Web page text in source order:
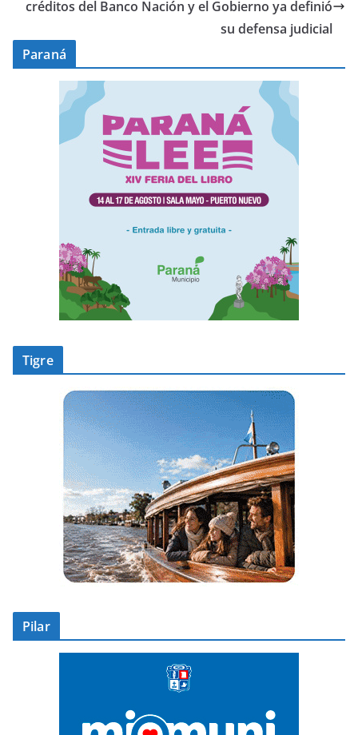
créditos del Banco Nación y el Gobierno ya definió
su defensa judicial
Paraná
Tigre
Pilar